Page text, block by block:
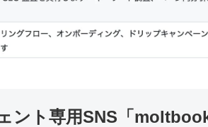
ント専用SNS「